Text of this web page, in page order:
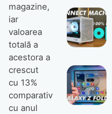
magazine,
iar
valoarea
totală a
acestora a
crescut
cu 13%
comparativ
cu anul